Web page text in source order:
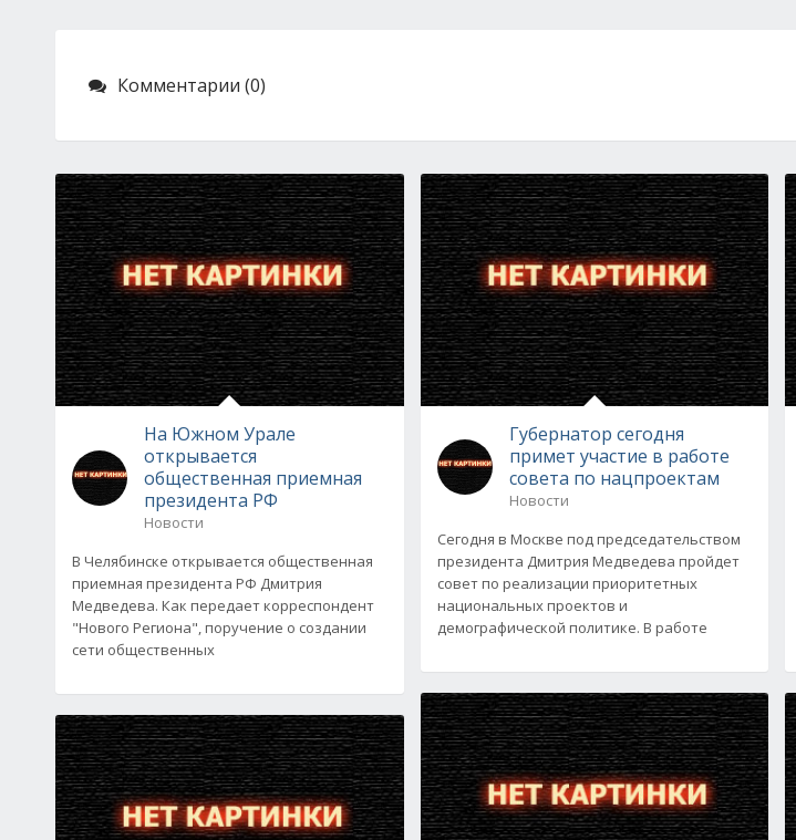
Комментарии (0)
На Южном Урале
открывается
общественная приемная
президента РФ
Новости
В Челябинске открывается общественная
приемная президента РФ Дмитрия
Медведева. Как передает корреспондент
"Нового Региона", поручение о создании
сети общественных
Губернатор сегодня
примет участие в работе
совета по нацпроектам
Новости
Сегодня в Москве под председательством
президента Дмитрия Медведева пройдет
совет по реализации приоритетных
национальных проектов и
демографической политике. В работе